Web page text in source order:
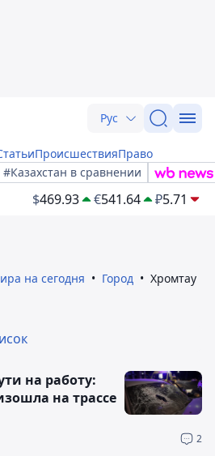
Рус
ПроисшествияПраво
#Казахстан в сравнении
$469.93 €541.64 ₽5.71
на сегодня Город Хромтау
2
на работу:
на трассе